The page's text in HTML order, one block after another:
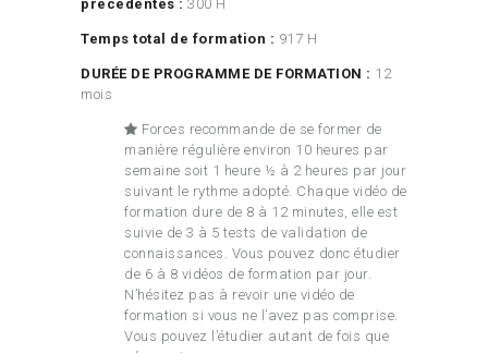
précédentes : 300 H
Temps total de formation : 917 H
DURÉE DE PROGRAMME DE FORMATION : 12
mois
Forces recommande de se former de
manière régulière environ 10 heures par
semaine soit 1 heure ½ à 2 heures par jour
suivant le rythme adopté. Chaque vidéo de
formation dure de 8 à 12 minutes, elle est
suivie de 3 à 5 tests de validation de
connaissances. Vous pouvez donc étudier
de 6 à 8 vidéos de formation par jour.
N’hésitez pas à revoir une vidéo de
formation si vous ne l’avez pas comprise.
Vous pouvez l’étudier autant de fois que